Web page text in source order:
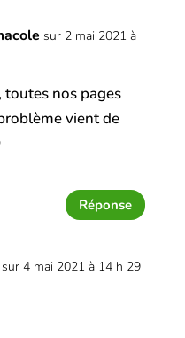
sur 2 mai 2021 à
nos pages
vient de
Réponse
sur 4 mai 2021 à 14 h 29